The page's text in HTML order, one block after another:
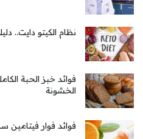
نظام الكيتو دايت..
فوائد خبز الحبة
الخشونة
فوائد فوار